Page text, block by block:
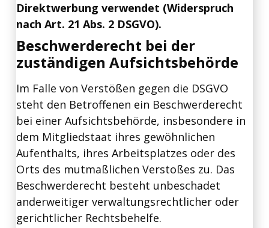
Direktwerbung verwendet (Widerspruch
nach Art. 21 Abs. 2 DSGVO).
Beschwerderecht bei der
zuständigen Aufsichtsbehörde
Im Falle von Verstößen gegen die DSGVO
steht den Betroffenen ein Beschwerderecht
bei einer Aufsichtsbehörde, insbesondere in
dem Mitgliedstaat ihres gewöhnlichen
Aufenthalts, ihres Arbeitsplatzes oder des
Orts des mutmaßlichen Verstoßes zu. Das
Beschwerderecht besteht unbeschadet
anderweitiger verwaltungsrechtlicher oder
gerichtlicher Rechtsbehelfe.